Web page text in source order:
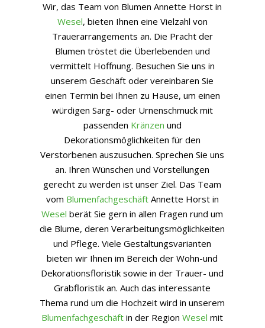
Wir, das Team von Blumen Annette Horst in
Wesel, bieten Ihnen eine Vielzahl von
Trauerarrangements an. Die Pracht der
Blumen tröstet die Überlebenden und
vermittelt Hoffnung. Besuchen Sie uns in
unserem Geschäft oder vereinbaren Sie
einen Termin bei Ihnen zu Hause, um einen
würdigen Sarg- oder Urnenschmuck mit
passenden Kränzen und
Dekorationsmöglichkeiten für den
Verstorbenen auszusuchen. Sprechen Sie uns
an. Ihren Wünschen und Vorstellungen
gerecht zu werden ist unser Ziel. Das Team
vom BlumenfachgeschäftAnnette Horst in
Wesel berät Sie gern in allen Fragen rund um
die Blume, deren Verarbeitungsmöglichkeiten
und Pflege. Viele Gestaltungsvarianten
bieten wir Ihnen im Bereich der Wohn-und
Dekorationsfloristik sowie in der Trauer- und
Grabfloristik an. Auch das interessante
Thema rund um die Hochzeit wird in unserem
Blumenfachgeschäft in der RegionWesel mit